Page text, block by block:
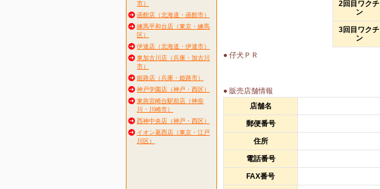
市）
函館店（北海道・函館市）
練馬平和台店（東京・練馬
区）
伊達店（北海道・伊達市）
東加古川店（兵庫・加古川
市）
姫路店（兵庫・姫路市）
神戸学園店（神戸・西区）
東急宮崎台駅前店（神奈
川・川崎市）
西神中央店（神戸・西区）
イオン葛西店（東京・江戸
川区）
2回目ワクチ
ン
3回目ワクチ
ン
● 仔犬ＰＲ
● 販売店舗情報
店舗名
郵便番号
住所
電話番号
FAX番号